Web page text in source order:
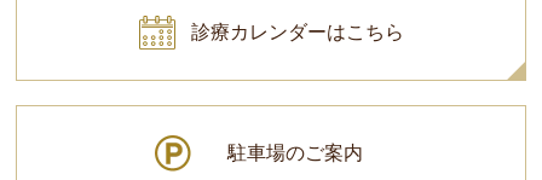
診療カレンダーはこちら
駐車場のご案内